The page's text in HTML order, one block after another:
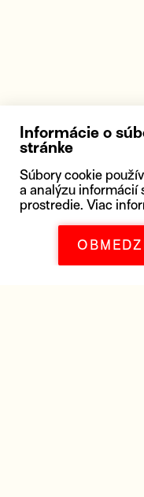
Informácie o
stránke
Súbory cookie
a analýzu informácií
prostredie. Viac